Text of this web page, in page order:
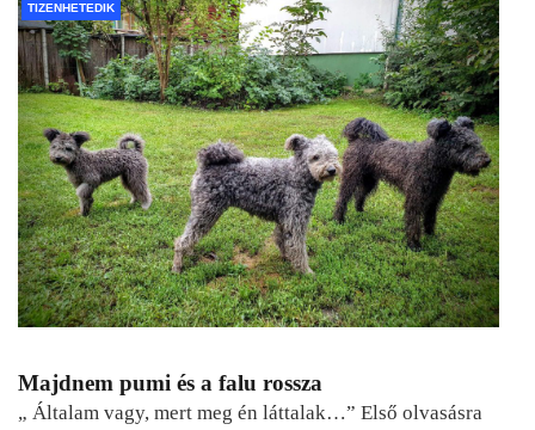
TIZENHETEDIK
Majdnem pumi és a falu rossza
„ Általam vagy, mert meg én láttalak…” Első olvasásra